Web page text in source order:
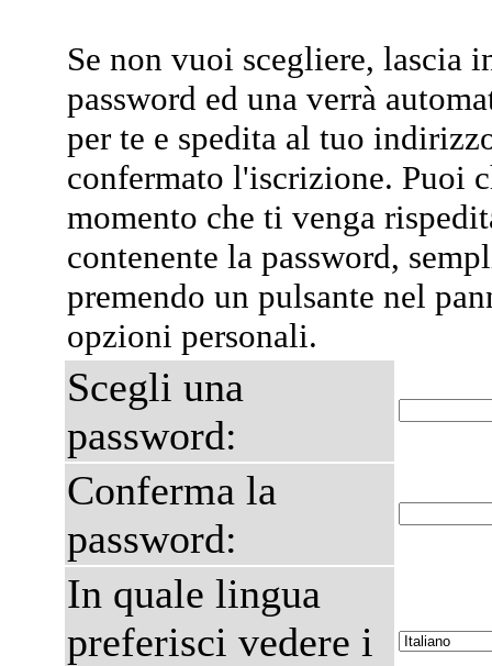
Se non vuoi scegliere, lascia
password ed una verrà
per te e spedita al tuo
confermato l'iscrizione. Puoi
momento che ti venga
contenente la password,
premendo un pulsante nel
opzioni personali.
Scegli una
password:
Conferma la
password:
In quale lingua
preferisci vedere i